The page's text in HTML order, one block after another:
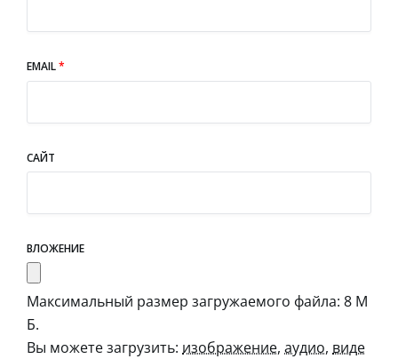
EMAIL*
САЙТ
ВЛОЖЕНИЕ
Максимальный размер загружаемого файла: 8 М
Б.
Вы можете загрузить: изображение, аудио, виде